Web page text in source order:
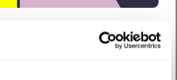
adaptativa para o